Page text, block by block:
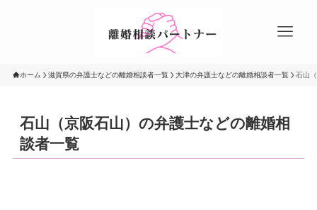
ホーム 滋賀県の弁護士などの離婚相談者一覧 大津の弁護士などの離婚相談者一覧 石山
石山（京阪石山）の弁護士などの離婚相
談者一覧